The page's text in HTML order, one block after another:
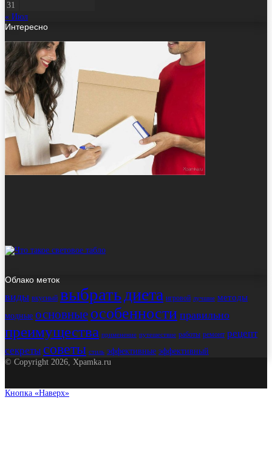
31
« Июл
Интересно
Облако меток
виды вкусный выбратьдиета игровой лучшие методы
модные основные особенности правильно
преимущества применение путешествие работы ремонт рецепт
секреты советы стиль эффективные эффективный
© Copyright 2026, Xpamka.ru
Кнопка «Наверх»